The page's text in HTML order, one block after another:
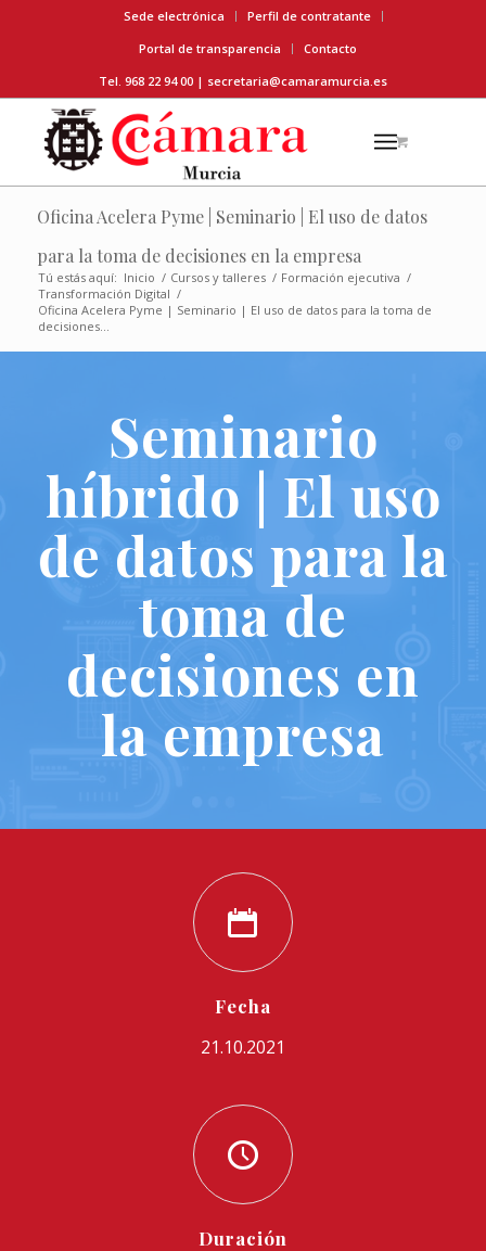
Sede electrónica
Perfil de contratante
Portal de transparencia
Contacto
Tel. 968 22 94 00 | secretaria@camaramurcia.es
Oficina Acelera Pyme | Seminario | El uso de datos
para la toma de decisiones en la empresa
Tú estás aquí: Inicio / Cursos y talleres / Formación ejecutiva /
Transformación Digital /
Oficina Acelera Pyme | Seminario | El uso de datos para la toma de
decisiones...
Seminario
híbrido | El uso
de datos para la
toma de
decisiones en
la empresa
Fecha
21.10.2021
Duración